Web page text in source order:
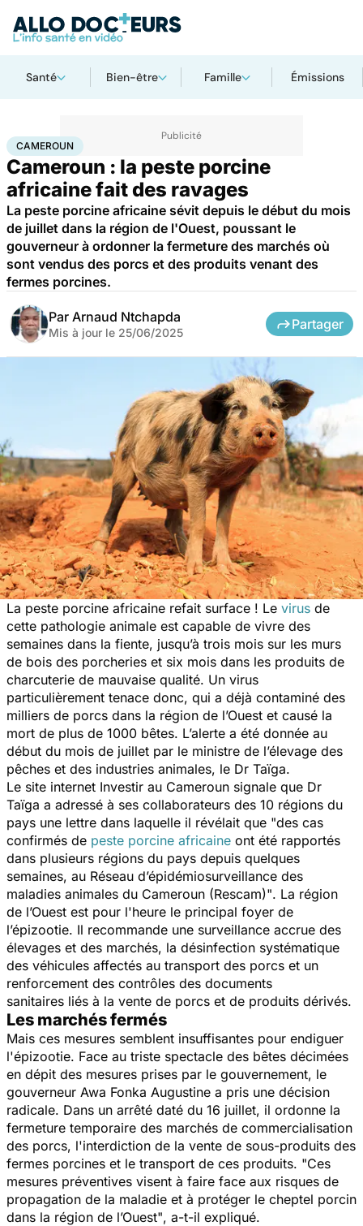
Santé Bien-être Famille Émissions
AccueilSanté Maladies Cameroun
CAMEROUN
Cameroun : la peste porcine
africaine fait des ravages
La peste porcine africaine sévit depuis le début du mois
de juillet dans la région de l'Ouest, poussant le
gouverneur à ordonner la fermeture des marchés où
sont vendus des porcs et des produits venant des
fermes porcines.
Par Arnaud Ntchapda
Mis à jour le 25/06/2025
Partager
La peste porcine africaine refait surface ! Le virus de
cette pathologie animale est capable de vivre des
semaines dans la fiente, jusqu’à trois mois sur les murs
de bois des porcheries et six mois dans les produits de
charcuterie de mauvaise qualité. Un virus
particulièrement tenace donc, qui a déjà contaminé des
milliers de porcs dans la région de l’Ouest et causé la
mort de plus de 1000 bêtes. L’alerte a été donnée au
début du mois de juillet par le ministre de l’élevage des
pêches et des industries animales, le Dr Taïga.
Le site internet Investir au Cameroun signale que Dr
Taïga a adressé à ses collaborateurs des 10 régions du
pays une lettre dans laquelle il révélait que "des cas
confirmés de peste porcine africaine ont été rapportés
dans plusieurs régions du pays depuis quelques
semaines, au Réseau d’épidémiosurveillance des
maladies animales du Cameroun (Rescam)". La région
de l’Ouest est pour l'heure le principal foyer de
l’épizootie. Il recommande une surveillance accrue des
élevages et des marchés, la désinfection systématique
des véhicules affectés au transport des porcs et un
renforcement des contrôles des documents
sanitaires liés à la vente de porcs et de produits dérivés.
Les marchés fermés
Mais ces mesures semblent insuffisantes pour endiguer
l'épizootie. Face au triste spectacle des bêtes décimées
en dépit des mesures prises par le gouvernement, le
gouverneur Awa Fonka Augustine a pris une décision
radicale. Dans un arrêté daté du 16 juillet, il ordonne la
fermeture temporaire des marchés de commercialisation
des porcs, l'interdiction de la vente de sous-produits des
fermes porcines et le transport de ces produits. "Ces
mesures préventives visent à faire face aux risques de
propagation de la maladie et à protéger le cheptel porcin
dans la région de l’Ouest", a-t-il expliqué.